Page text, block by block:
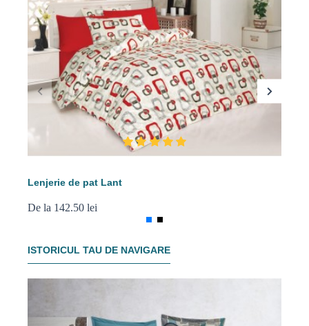
Lenjerie de pat Lant
De la 142.50 lei
ISTORICUL TAU DE NAVIGARE